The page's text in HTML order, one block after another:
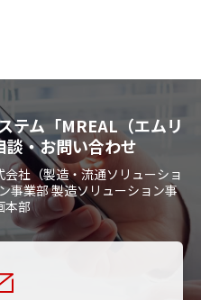
ム「MREAL（エムリ
談・お問い合わせ
社（製造・流通ソリューショ
事業部 製造ソリューション事
本部